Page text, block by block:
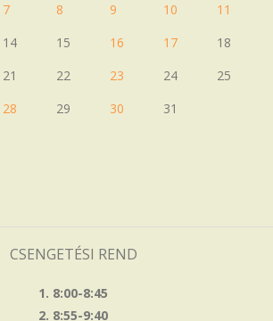
7 8 9 10
11
14 15 16 17
18
21 22 23 24
25
28 29 30 31
CSENGETÉSI REND
1. 8:00-8:45
2. 8:55-9:40